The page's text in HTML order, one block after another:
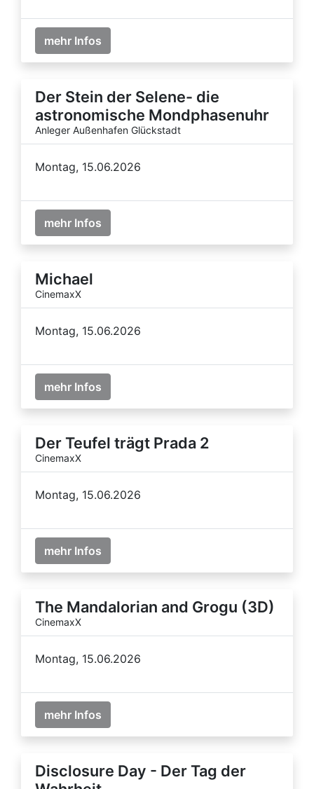
mehr Infos
Der Stein der Selene- die
astronomische Mondphasenuhr
Anleger Außenhafen Glückstadt
Montag, 15.06.2026
mehr Infos
Michael
CinemaxX
Montag, 15.06.2026
mehr Infos
Der Teufel trägt Prada 2
CinemaxX
Montag, 15.06.2026
mehr Infos
The Mandalorian and Grogu (3D)
CinemaxX
Montag, 15.06.2026
mehr Infos
Disclosure Day - Der Tag der